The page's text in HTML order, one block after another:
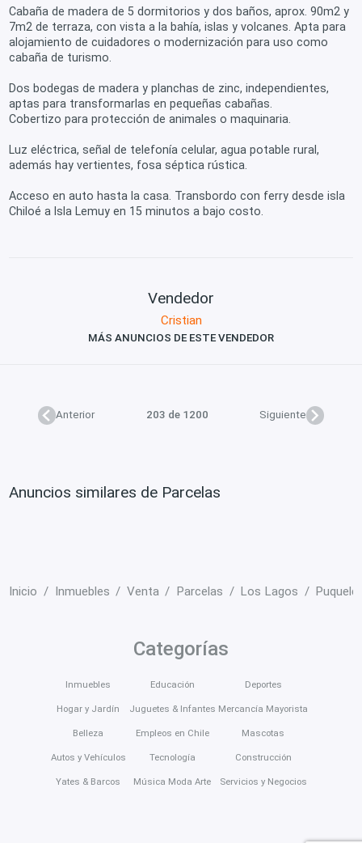
Cabaña de madera de 5 dormitorios y dos baños, aprox. 90m2 y
7m2 de terraza, con vista a la bahía, islas y volcanes. Apta para
alojamiento de cuidadores o modernización para uso como
cabaña de turismo.
Dos bodegas de madera y planchas de zinc, independientes,
aptas para transformarlas en pequeñas cabañas.
Cobertizo para protección de animales o maquinaria.
Luz eléctrica, señal de telefonía celular, agua potable rural,
además hay vertientes, fosa séptica rústica.
Acceso en auto hasta la casa. Transbordo con ferry desde isla
Chiloé a Isla Lemuy en 15 minutos a bajo costo.
Vendedor
Cristian
MÁS ANUNCIOS DE ESTE VENDEDOR
Anterior 203 de 1200 Siguiente
Anuncios similares de Parcelas
Inicio Inmuebles Venta Parcelas Los Lagos
Categorías
Inmuebles
Hogar y Jardín
Belleza
Autos y Vehículos
Yates & Barcos
Educación
Juguetes & Infantes
Empleos en Chile
Tecnología
Música Moda Arte
Deportes
Mercancía Mayorista
Mascotas
Construcción
Servicios y Negocios